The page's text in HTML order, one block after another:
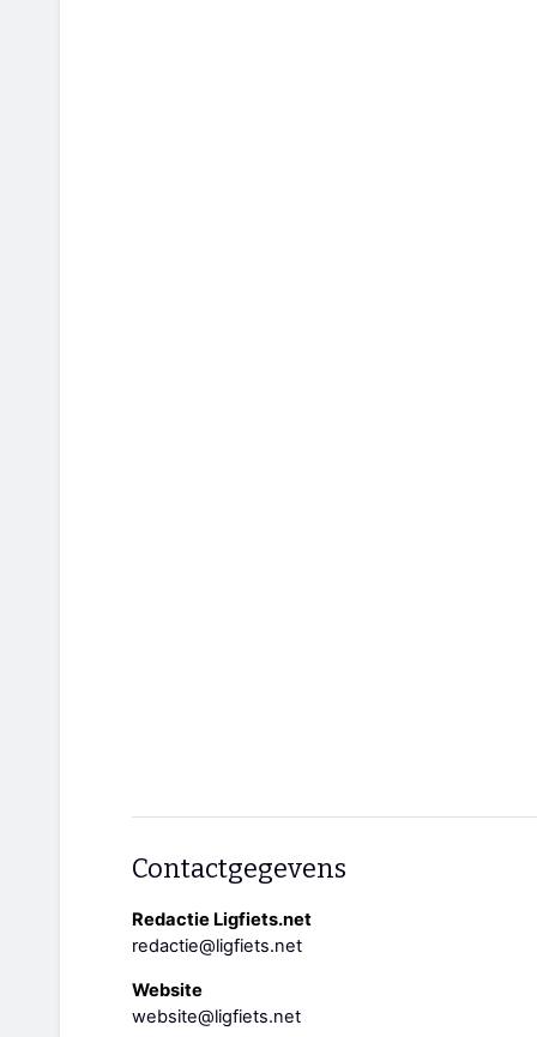
Contactgegevens
Redactie Ligfiets.net
redactie@ligfiets.net
Website
website@ligfiets.net